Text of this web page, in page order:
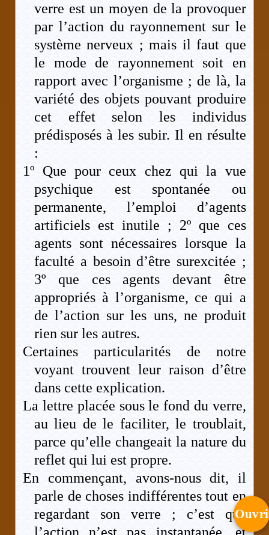
verre est un moyen de la provoquer
par l’action du rayonnement sur le
système nerveux ; mais il faut que
le mode de rayonnement soit en
rapport avec l’organisme ; de là, la
variété des objets pouvant produire
cet effet selon les individus
prédisposés à les subir. Il en résulte
:
1º Que pour ceux chez qui la vue
psychique est spontanée ou
permanente, l’emploi d’agents
artificiels est inutile ; 2º que ces
agents sont nécessaires lorsque la
faculté a besoin d’être surexcitée ;
3º que ces agents devant être
appropriés à l’organisme, ce qui a
de l’action sur les uns, ne produit
rien sur les autres.
Certaines particularités de notre
voyant trouvent leur raison d’être
dans cette explication.
La lettre placée sous le fond du verre,
au lieu de le faciliter, le troublait,
parce qu’elle changeait la nature du
reflet qui lui est propre.
En commençant, avons-nous dit, il
parle de choses indifférentes tout en
regardant son verre ; c’est que